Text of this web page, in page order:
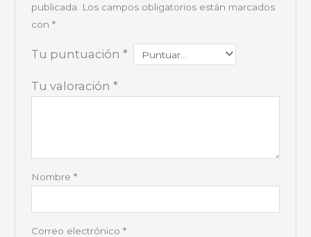
publicada.
Los campos obligatorios están marcados
con *
Tu puntuación *
Tu valoración *
Nombre *
Correo electrónico *